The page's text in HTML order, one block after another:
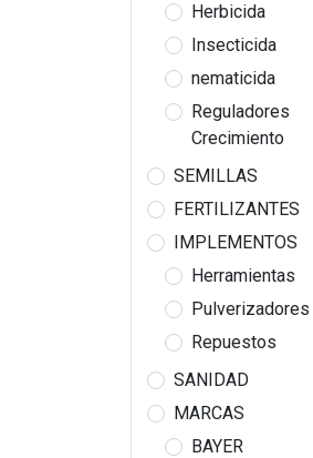
Herbicida
Insecticida
nematicida
Reguladores
Crecimiento
SEMILLAS
FERTILIZANTES
IMPLEMENTOS
Herramientas
Pulverizadores
Repuestos
SANIDAD
MARCAS
BAYER
Escríbenos por
Enlaces útiles
Inicio
Nosotros